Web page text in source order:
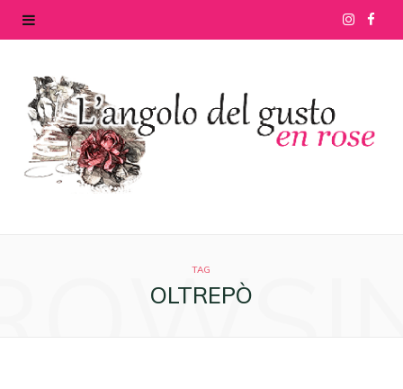
I
t e
TAG
OLTREPÒ